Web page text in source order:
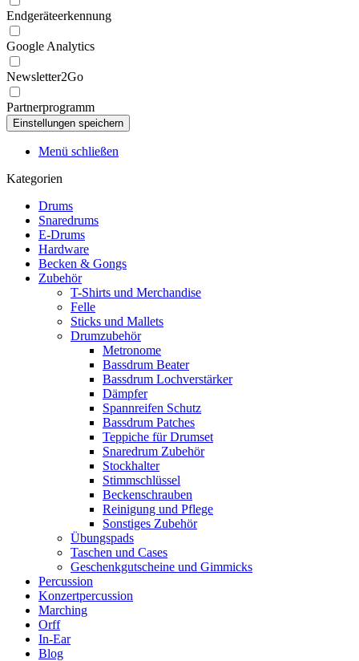
Endgeräteerkennung
Google Analytics
Newsletter2Go
Partnerprogramm
Menü schließen
Kategorien
Drums
Snaredrums
E-Drums
Hardware
Becken & Gongs
Zubehör
T-Shirts und Merchandise
Felle
Sticks und Mallets
Drumzubehör
Metronome
Bassdrum Beater
Bassdrum Lochverstärker
Dämpfer
Spannreifen Schutz
Bassdrum Patches
Teppiche für Drumset
Snaredrum Zubehör
Stockhalter
Stimmschlüssel
Beckenschrauben
Reinigung und Pflege
Sonstiges Zubehör
Übungspads
Taschen und Cases
Geschenkgutscheine und Gimmicks
Percussion
Konzertpercussion
Marching
Orff
In-Ear
Blog